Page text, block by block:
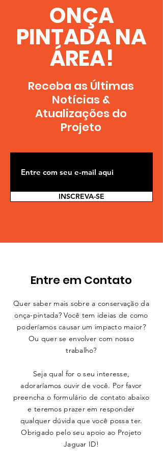
ONÇA
PINTADA NA
ÁREA!
Receba as Últimas
Notícias &
Atualizações do
Projeto
INSCREVA-SE
Entre em Contato
Quer saber mais sobre a conservação da
onça-pintada? Você tem ideias de como
poderíamos causar um impacto maior?
Ou quer se envolver com nosso
trabalho?
Seja qual for o seu interesse,
adoraríamos ouvir de você. Por favor
preencha o formulário de contato abaixo
e teremos prazer em responder
qualquer dúvida que você possa ter.
Obrigado pelo seu apoio ao Projeto
Jaguar ID!